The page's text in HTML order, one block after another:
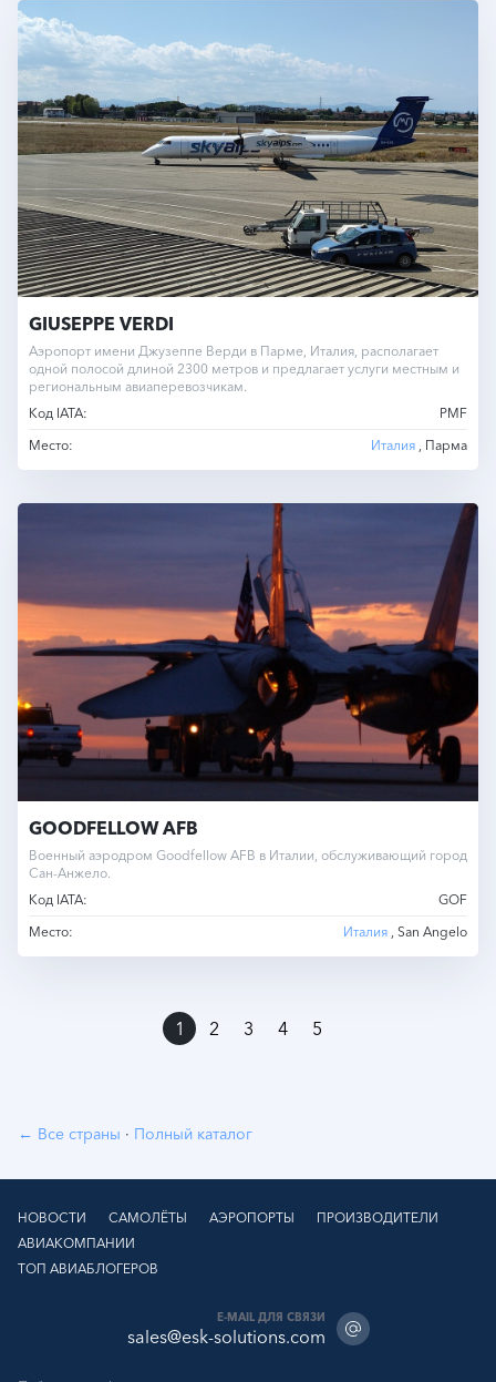
GIUSEPPE VERDI
Аэропорт имени Джузеппе Верди в Парме, Италия, располагает
одной полосой длиной 2300 метров и предлагает услуги местным и
региональным авиаперевозчикам.
Код IATA:
PMF
Место:
Италия , Парма
GOODFELLOW AFB
Военный аэродром Goodfellow AFB в Италии, обслуживающий город
Сан-Анжело.
Код IATA:
GOF
Место:
Италия , San Angelo
1 2 3 4 5
← Все страны · Полный каталог
НОВОСТИ САМОЛЁТЫ АЭРОПОРТЫ
ПРОИЗВОДИТЕЛИ
АВИАКОМПАНИИ
ТОП АВИАБЛОГЕРОВ
E-MAIL ДЛЯ СВЯЗИ
sales@esk-solutions.com